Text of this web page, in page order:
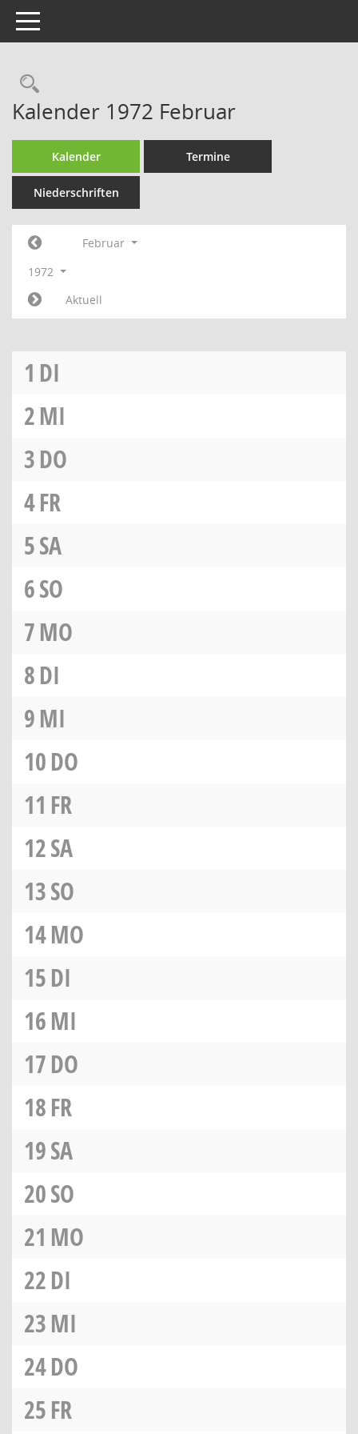
Toggle navigation
Rechercheauswahl
Kalender 1972 Februar
Kalender Termine
Niederschriften
Februar
1972
Aktuell
1 DI
2MI
3DO
4FR
5SA
6SO
7MO
8DI
9MI
10DO
11 FR
12SA
13SO
14MO
15DI
16MI
17DO
18FR
19SA
20SO
21 MO
22DI
23MI
24DO
25FR